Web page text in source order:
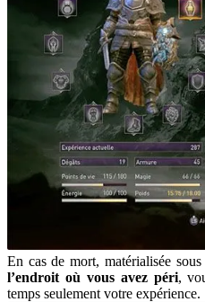
En cas de mort, matérialisée
l’endroit où vous avez péri,
temps seulement votre expérience.